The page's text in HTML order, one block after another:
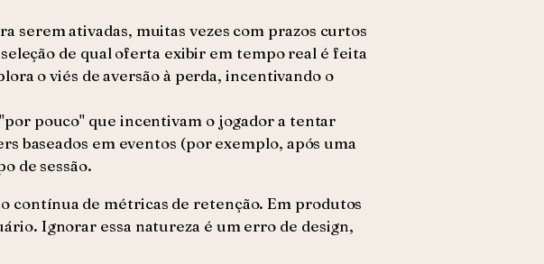
serem ativadas, muitas vezes com prazos curtos
de qual oferta exibir em tempo real é feita
o viés de aversão à perda, incentivando o
pouco" que incentivam o jogador a tentar
baseados em eventos (por exemplo, após uma
de sessão.
contínua de métricas de retenção. Em produtos
Ignorar essa natureza é um erro de design,